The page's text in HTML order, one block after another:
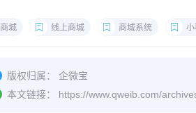
商城 线上商城 商城系统
版权归属：
企微宝
本文链接：
https://www.qweib.com/